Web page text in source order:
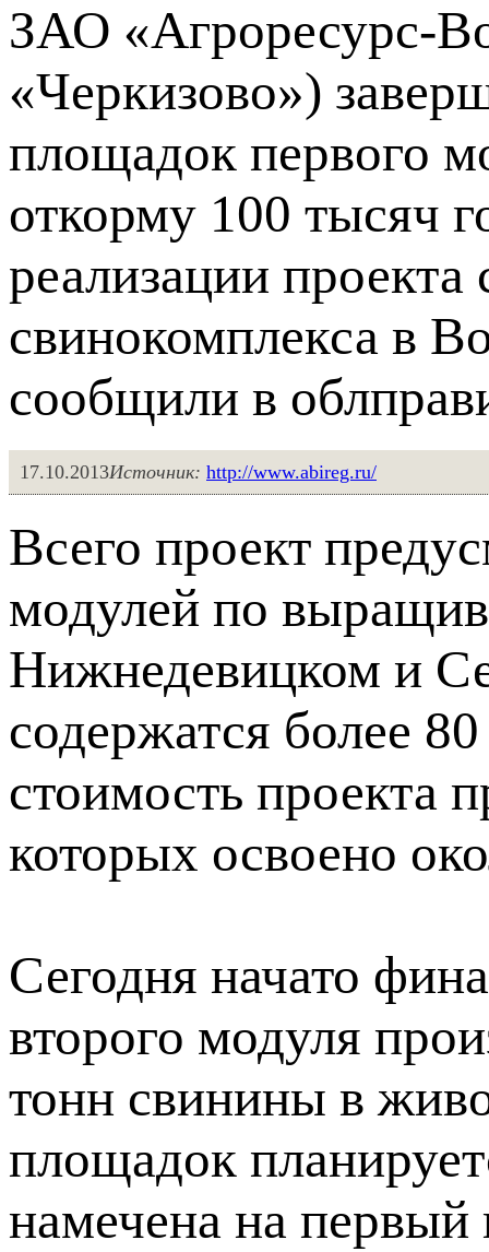
ЗАО «Агроресурс-
«Черкизово»)
площадок первого
откорму 100 тысяч
реализации проекта
свинокомплекса в
сообщили в
17.10.2013Источник: http://www.abireg.ru/
Всего проект
модулей по
Нижнедевицком и
содержатся более
стоимость проекта
которых освоено
Сегодня начато
второго модуля
тонн свинины в
площадок
намечена на первый